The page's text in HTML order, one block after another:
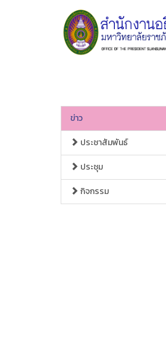
ข่าว
ประชาสัมพันธ์
ประชุม
กิจกรรม